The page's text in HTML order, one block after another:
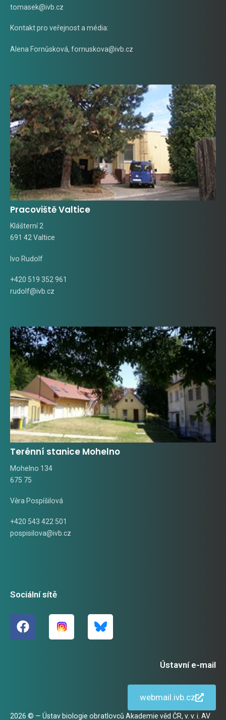
tomasek@ivb.cz
Kontakt pro veřejnost a média:
Alena Fornůsková, fornuskova@ivb.cz
Pracoviště Valtice
Klášterní 2
691 42 Valtice
Ivo Rudolf
+420 519 352 961
rudolf@ivb.cz
Terénní stanice Mohelno
Mohelno 134
675 75
Věra Pospíšilová
+420 543 422 501
pospisilova@ivb.cz
Sociální sítě
Ústavní e-mail
webmail.ivb.cz
2026 © — Ústav biologie obratlovců Akademie věd ČR, v. v. i. AV